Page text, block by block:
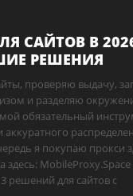
САЙТОВ В
РЕШЕНИЯ
проверяю выдачу,
и разделяю
обязательный
аккуратного
я покупаю прокси
здесь:
решений для сайтов с